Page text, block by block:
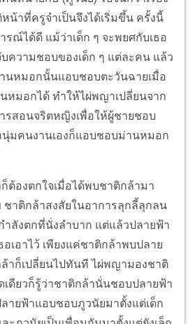
หน้าที่ครูจำเป็นจึงได้เริ่มขึ้น ครั้งนี้
ณ์ได้ดี แม้ว่าเด็ก ๆ จะพยศกับเธอ
ความชอบของเด็ก ๆ แต่ละคน แล้ว
นหมอกนั้นแอบชอบตะวันฉายเมื่อ
หมอกได้ ทำให้ไผ่พญาเปลี่ยนจาก
รสอนจริตหญิงเพื่อให้ผู้ชายชอบ
นุ่มคนงานเองก็แอบชอบม่านหมอก
ต้องตกใจเมื่อได้พบชาติกล้ามา
าติกล้าสงสัยในอาการลุกลี้ลุกลน
ลังตกที่นั่งลำบาก แต่แล้วปลายฟ้า
เอาไว้ เพียงแค่ชาติกล้าพบปลาย
าก็เปลี่ยนไปทันที ไผ่พญามองชาติ
เดียวก็รู้ว่าชาติกล้านั่นชอบปลายฟ้า
ายฟ้าแอบชอบภูวนัยมาตั้งแต่เด็ก